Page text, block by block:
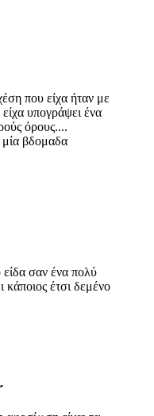
που είχα ήταν με
υπογράψει ένα
όρους....
μία βδομαδα
σαν ένα πολύ
κάποιος έτσι δεμένο